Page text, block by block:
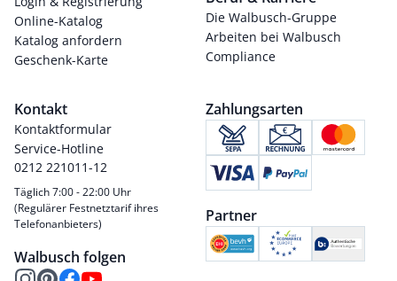
Online-Katalog
Katalog anfordern
Geschenk-Karte
Die Walbusch-Gruppe
Arbeiten bei Walbusch
Compliance
Kontakt
Kontaktformular
Service-Hotline
0212 221011-12
Täglich 7:00 - 22:00 Uhr
(Regulärer Festnetztarif ihres
Telefonanbieters)
Walbusch folgen
Zahlungsarten
Partner